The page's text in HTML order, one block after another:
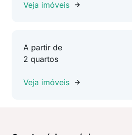
Veja imóveis
A partir de
2 quartos
Veja imóveis